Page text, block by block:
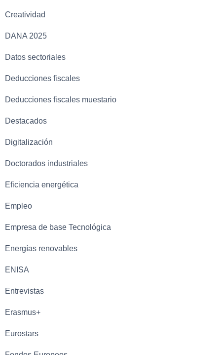
Creatividad
DANA 2025
Datos sectoriales
Deducciones fiscales
Deducciones fiscales muestario
Destacados
Digitalización
Doctorados industriales
Eficiencia energética
Empleo
Empresa de base Tecnológica
Energías renovables
ENISA
Entrevistas
Erasmus+
Eurostars